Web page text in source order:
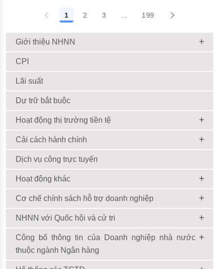
1 2 3 199
Giới thiệu NHNN
CPI
Lãi suất
Dự trữ bắt buộc
Hoạt động thị trường tiền tệ
Cải cách hành chính
Dịch vụ công trực tuyến
Hoạt động khác
Cơ chế chính sách hỗ trợ doanh nghiệp
NHNN với Quốc hội và cử tri
Công bố thông tin của Doanh nghiệp nhà nước
thuộc ngành Ngân hàng